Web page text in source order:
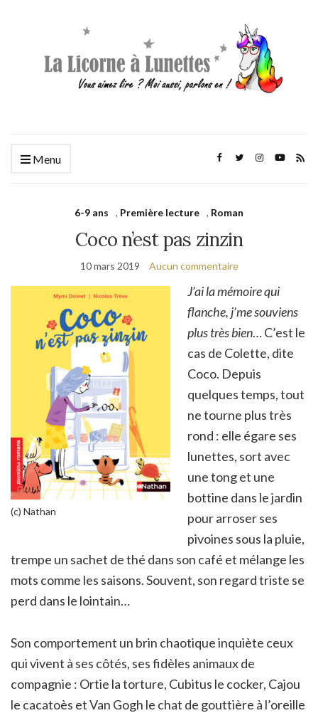
Menu
6-9 ans , Première lecture , Roman
Coco n’est pas zinzin
10 mars 2019 Aucun commentaire
(c) Nathan
J’ai la mémoire qui
flanche, j’me souviens
plus très bien… C’est le
cas de Colette, dite
Coco. Depuis
quelques temps, tout
ne tourne plus très
rond : elle égare ses
lunettes, sort avec
une tong et une
bottine dans le jardin
pour arroser ses
pivoines sous la pluie,
trempe un sachet de thé dans son café et mélange les
mots comme les saisons. Souvent, son regard triste se
perd dans le lointain…
Son comportement un brin chaotique inquiète ceux
qui vivent à ses côtés, ses fidèles animaux de
compagnie : Ortie la torture, Cubitus le cocker, Cajou
le cacatoès et Van Gogh le chat de gouttière à l’oreille